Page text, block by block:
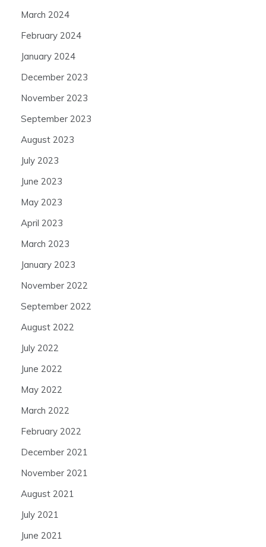
March 2024
February 2024
January 2024
December 2023
November 2023
September 2023
August 2023
July 2023
June 2023
May 2023
April 2023
March 2023
January 2023
November 2022
September 2022
August 2022
July 2022
June 2022
May 2022
March 2022
February 2022
December 2021
November 2021
August 2021
July 2021
June 2021